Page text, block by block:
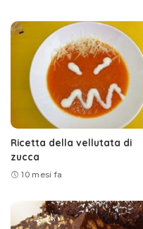
Ricetta della vellutata di
zucca
10 mesi fa